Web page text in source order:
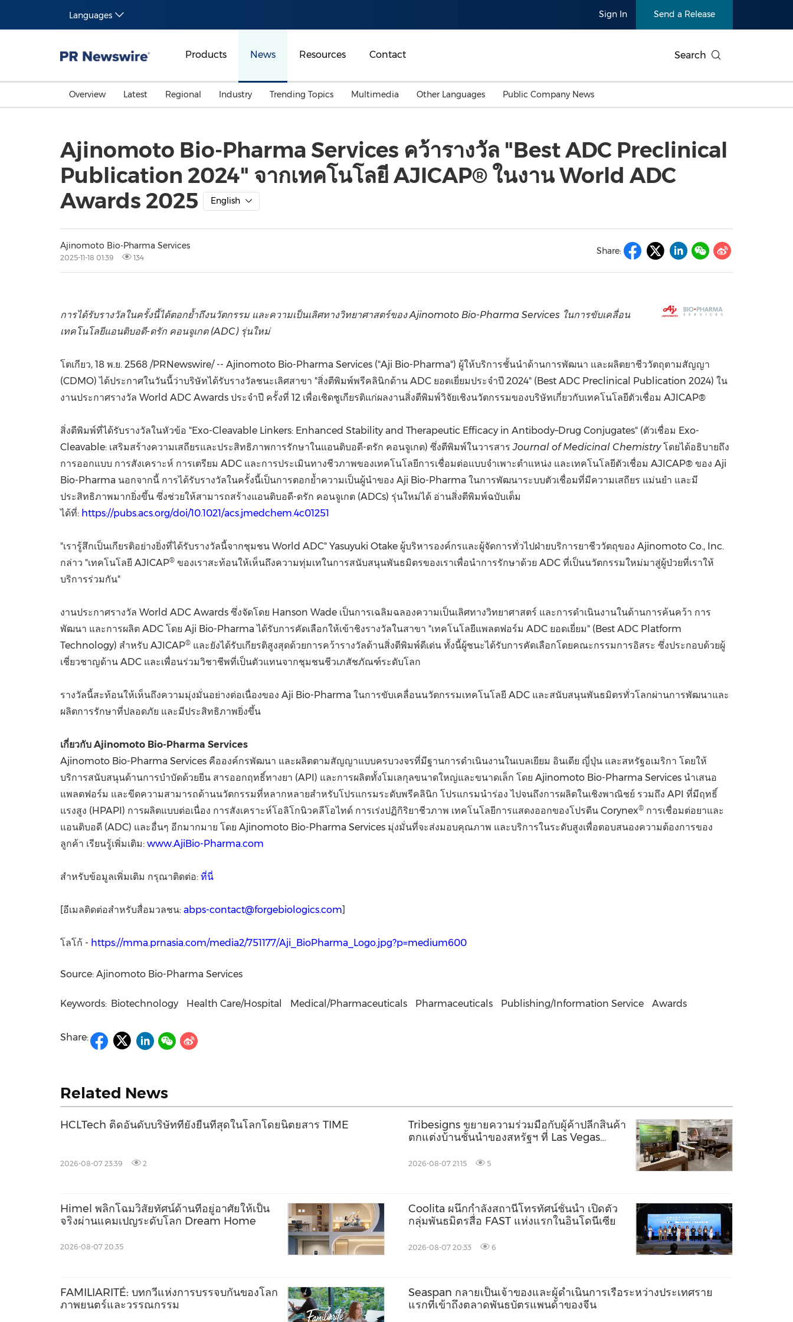
Languages Sign In Send a Release
Products News Resources Contact Search
Overview Latest Regional
Malaysia
Singapore
Australia
Industry
Energy
Entertainment & Media
General Business
Health
Trending Topics
Investment & Financing Carbon Neutral
Canton Fair
Multimedia Other Languages Public Company News
Ajinomoto Bio-Pharma Services คว้ารางวัล "Best ADC Preclinical
Publication 2024" จากเทคโนโลยี AJICAP® ในงาน World ADC
Awards 2025
English
Ajinomoto Bio-Pharma Services
2025-11-18 01:39 134
Share:
การได้รับรางวัลในครั้งนี้ได้ตอกย้ำถึงนวัตกรรม และความเป็นเลิศทางวิทยาศาสตร์ของ Ajinomoto Bio-Pharma Services ในการขับเคลื่อน
เทคโนโลยีแอนติบอดี-ดรัก คอนจูเกต (ADC) รุ่นใหม่
โตเกียว, 18 พ.ย. 2568 /PRNewswire/ -- Ajinomoto Bio-Pharma Services ("Aji Bio-Pharma") ผู้ให้บริการชั้นนำด้านการพัฒนา และผลิตยาชีววัตถุตามสัญญา
(CDMO) ได้ประกาศในวันนี้ว่าบริษัทได้รับรางวัลชนะเลิศสาขา "สิ่งตีพิมพ์พรีคลินิกด้าน ADC ยอดเยี่ยมประจำปี 2024" (Best ADC Preclinical Publication 2024) ใน
งานประกาศรางวัล World ADC Awards ประจำปี ครั้งที่ 12 เพื่อเชิดชูเกียรติแก่ผลงานสิ่งตีพิมพ์วิจัยเชิงนวัตกรรมของบริษัทเกี่ยวกับเทคโนโลยีตัวเชื่อม AJICAP®
สิ่งตีพิมพ์ที่ได้รับรางวัลในหัวข้อ "Exo-Cleavable Linkers: Enhanced Stability and Therapeutic Efficacy in Antibody–Drug Conjugates" (ตัวเชื่อม Exo-
Cleavable: เสริมสร้างความเสถียรและประสิทธิภาพการรักษาในแอนติบอดี-ดรัก คอนจูเกต) ซึ่งตีพิมพ์ในวารสารJournal of Medicinal Chemistryโดยได้อธิบายถึง
การออกแบบ การสังเคราะห์ การเตรียม ADC และการประเมินทางชีวภาพของเทคโนโลยีการเชื่อมต่อแบบจำเพาะตำแหน่ง และเทคโนโลยีตัวเชื่อม AJICAP® ของ Aji
Bio-Pharma นอกจากนี้ การได้รับรางวัลในครั้งนี้เป็นการตอกย้ำความเป็นผู้นำของ Aji Bio-Pharma ในการพัฒนาระบบตัวเชื่อมที่มีความเสถียร แม่นยำ และมี
ประสิทธิภาพมากยิ่งขึ้น ซึ่งช่วยให้สามารถสร้างแอนติบอดี-ดรัก คอนจูเกต (ADCs) รุ่นใหม่ได้ อ่านสิ่งตีพิมพ์ฉบับเต็ม
ได้ที่: https://pubs.acs.org/doi/10.1021/acs.jmedchem.4c01251
"เรารู้สึกเป็นเกียรติอย่างยิ่งที่ได้รับรางวัลนี้จากชุมชน World ADC" Yasuyuki Otake ผู้บริหารองค์กรและผู้จัดการทั่วไปฝ่ายบริการยาชีววัตถุของ Ajinomoto Co., Inc.
กล่าว "เทคโนโลยี AJICAP® ของเราสะท้อนให้เห็นถึงความทุ่มเทในการสนับสนุนพันธมิตรของเราเพื่อนำการรักษาด้วย ADC ที่เป็นนวัตกรรมใหม่มาสู่ผู้ป่วยที่เราให้
บริการร่วมกัน"
งานประกาศรางวัล World ADC Awards ซึ่งจัดโดย Hanson Wade เป็นการเฉลิมฉลองความเป็นเลิศทางวิทยาศาสตร์ และการดำเนินงานในด้านการค้นคว้า การ
พัฒนา และการผลิต ADC โดย Aji Bio-Pharma ได้รับการคัดเลือกให้เข้าชิงรางวัลในสาขา "เทคโนโลยีแพลตฟอร์ม ADC ยอดเยี่ยม" (Best ADC Platform
Technology) สำหรับ AJICAP® และยังได้รับเกียรติสูงสุดด้วยการคว้ารางวัลด้านสิ่งตีพิมพ์ดีเด่น ทั้งนี้ผู้ชนะได้รับการคัดเลือกโดยคณะกรรมการอิสระ ซึ่งประกอบด้วยผู้
เชี่ยวชาญด้าน ADC และเพื่อนร่วมวิชาชีพที่เป็นตัวแทนจากชุมชนชีวเภสัชภัณฑ์ระดับโลก
รางวัลนี้สะท้อนให้เห็นถึงความมุ่งมั่นอย่างต่อเนื่องของ Aji Bio-Pharma ในการขับเคลื่อนนวัตกรรมเทคโนโลยี ADC และสนับสนุนพันธมิตรทั่วโลกผ่านการพัฒนาและ
ผลิตการรักษาที่ปลอดภัย และมีประสิทธิภาพยิ่งขึ้น
เกี่ยวกับ Ajinomoto Bio-Pharma Services
Ajinomoto Bio-Pharma Services คือองค์กรพัฒนา และผลิตตามสัญญาแบบครบวงจรที่มีฐานการดำเนินงานในเบลเยียม อินเดีย ญี่ปุ่น และสหรัฐอเมริกา โดยให้
บริการสนับสนุนด้านการบำบัดด้วยยีน สารออกฤทธิ์ทางยา (API) และการผลิตทั้งโมเลกุลขนาดใหญ่และขนาดเล็ก โดย Ajinomoto Bio-Pharma Services นำเสนอ
แพลตฟอร์ม และขีดความสามารถด้านนวัตกรรมที่หลากหลายสำหรับโปรแกรมระดับพรีคลินิก โปรแกรมนำร่อง ไปจนถึงการผลิตในเชิงพาณิชย์ รวมถึง API ที่มีฤทธิ์
แรงสูง (HPAPI) การผลิตแบบต่อเนื่อง การสังเคราะห์โอลิโกนิวคลีโอไทด์ การเร่งปฏิกิริยาชีวภาพ เทคโนโลยีการแสดงออกของโปรตีน Corynex® การเชื่อมต่อยาและ
แอนติบอดี (ADC) และอื่นๆ อีกมากมาย โดย Ajinomoto Bio-Pharma Services มุ่งมั่นที่จะส่งมอบคุณภาพ และบริการในระดับสูงเพื่อตอบสนองความต้องการของ
ลูกค้า เรียนรู้เพิ่มเติม: www.AjiBio-Pharma.com
สำหรับข้อมูลเพิ่มเติม กรุณาติดต่อ: ที่นี่
[อีเมลติดต่อสำหรับสื่อมวลชน: abps-contact@forgebiologics.com]
โลโก้ - https://mma.prnasia.com/media2/751177/Aji_BioPharma_Logo.jpg?p=medium600
Source: Ajinomoto Bio-Pharma Services
Keywords: Biotechnology Health Care/Hospital Medical/Pharmaceuticals Pharmaceuticals Publishing/Information Service Awards
Share:
Related News
HCLTech ติดอันดับบริษัทที่ยั่งยืนที่สุดในโลกโดยนิตยสาร TIME
2026-08-07 23:39 2
Tribesigns ขยายความร่วมมือกับผู้ค้าปลีกสินค้า
ตกแต่งบ้านชั้นนำของสหรัฐฯ ที่ Las Vegas
2026-08-07 21:15 5
Himel พลิกโฉมวิสัยทัศน์ด้านที่อยู่อาศัยให้เป็น
จริงผ่านแคมเปญระดับโลก Dream Home
2026-08-07 20:35
Coolita ผนึกกำลังสถานีโทรทัศน์ชั้นนำ เปิดตัว
กลุ่มพันธมิตรสื่อ FAST แห่งแรกในอินโดนีเซีย
2026-08-07 20:33 6
FAMILIARITÉ: บทกวีแห่งการบรรจบกันของโลก
ภาพยนตร์และวรรณกรรม
Seaspan กลายเป็นเจ้าของและผู้ดำเนินการเรือระหว่างประเทศราย
แรกที่เข้าถึงตลาดพันธบัตรแพนด้าของจีน